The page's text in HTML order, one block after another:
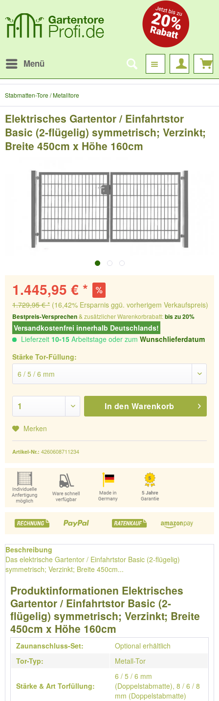
Menü
Stabmatten-Tore / Metalltore
Elektrisches Gartentor / Einfahrtstor
Basic (2-flügelig) symmetrisch; Verzinkt;
Breite 450cm x Höhe 160cm
1.445,95 € *
1.729,95 € * (16,42% Ersparnis ggü. vorherigem Verkaufspreis)
Bestpreis-Versprechen& zusätzlicher Warenkorbrabatt:bis zu 20%
Versandkostenfrei innerhalb Deutschlands!
Lieferzeit 10-15 Arbeitstage oder zum Wunschlieferdatum
Stärke Tor-Füllung:
In den Warenkorb
Merken
Artikel-Nr.: 4260608711234
Beschreibung
Das elektrische Gartentor / Einfahrtstor Basic (2-flügelig)
symmetrisch; Verzinkt; Breite 450cm...
Produktinformationen Elektrisches
Gartentor / Einfahrtstor Basic (2-
flügelig) symmetrisch; Verzinkt; Breite
450cm x Höhe 160cm
Zaunanschluss-Set:
Optional erhältlich
Tor-Typ:
Metall-Tor
Stärke & Art Torfüllung:
6 / 5 / 6 mm
(Doppelstabmatte), 8 / 6 / 8
mm (Doppelstabmatte)